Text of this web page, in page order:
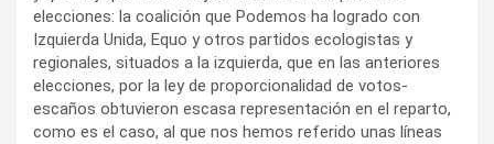
elecciones: la coalición que Podemos ha logrado con
Izquierda Unida, Equo y otros partidos ecologistas y
regionales, situados a la izquierda, que en las anteriores
elecciones, por la ley de proporcionalidad de votos-
escaños obtuvieron escasa representación en el reparto,
como es el caso, al que nos hemos referido unas líneas